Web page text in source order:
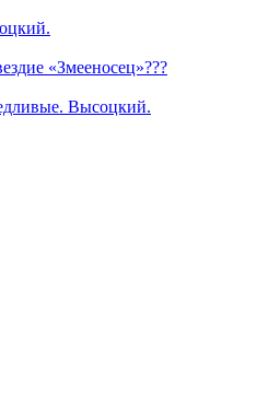
«Змееносец»???
Высоцкий.